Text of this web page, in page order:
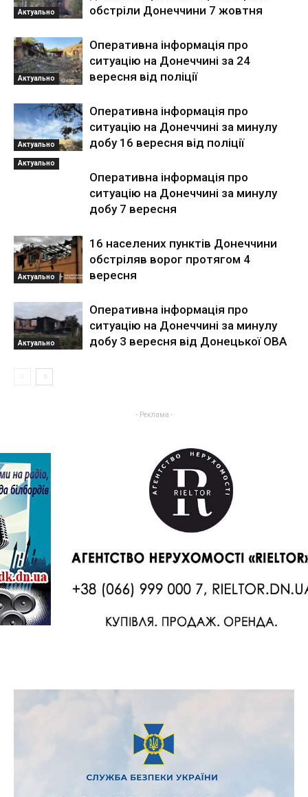
Актуально
обстріли Донеччини 7 жовтня
Актуально
Оперативна інформація про
ситуацію на Донеччині за 24
вересня від поліції
Актуально
Оперативна інформація про
ситуацію на Донеччині за минулу
добу 16 вересня від поліції
Актуально
Оперативна інформація про
ситуацію на Донеччині за минулу
добу 7 вересня
Актуально
16 населених пунктів Донеччини
обстріляв ворог протягом 4
вересня
Актуально
Оперативна інформація про
ситуацію на Донеччині за минулу
добу 3 вересня від Донецької ОВА
- Реклама -